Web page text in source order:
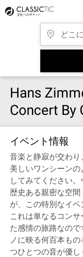
Hans
Concert By
イベント情報
音楽と静寂が交わ
美しいワンシーン
してみてください。
歴史ある親密な空間
が、この特別なイベ
これは単なるコン
た感情の旅路なの
ノに映る何百本も
つひとつの音が優